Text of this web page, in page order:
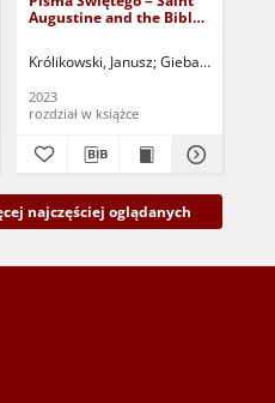
- red. nacz.
Augustine and the Bible
Królikowski, Janusz Gieba, Kamila
2023
rozdział w książce
najczęściej oglądanych